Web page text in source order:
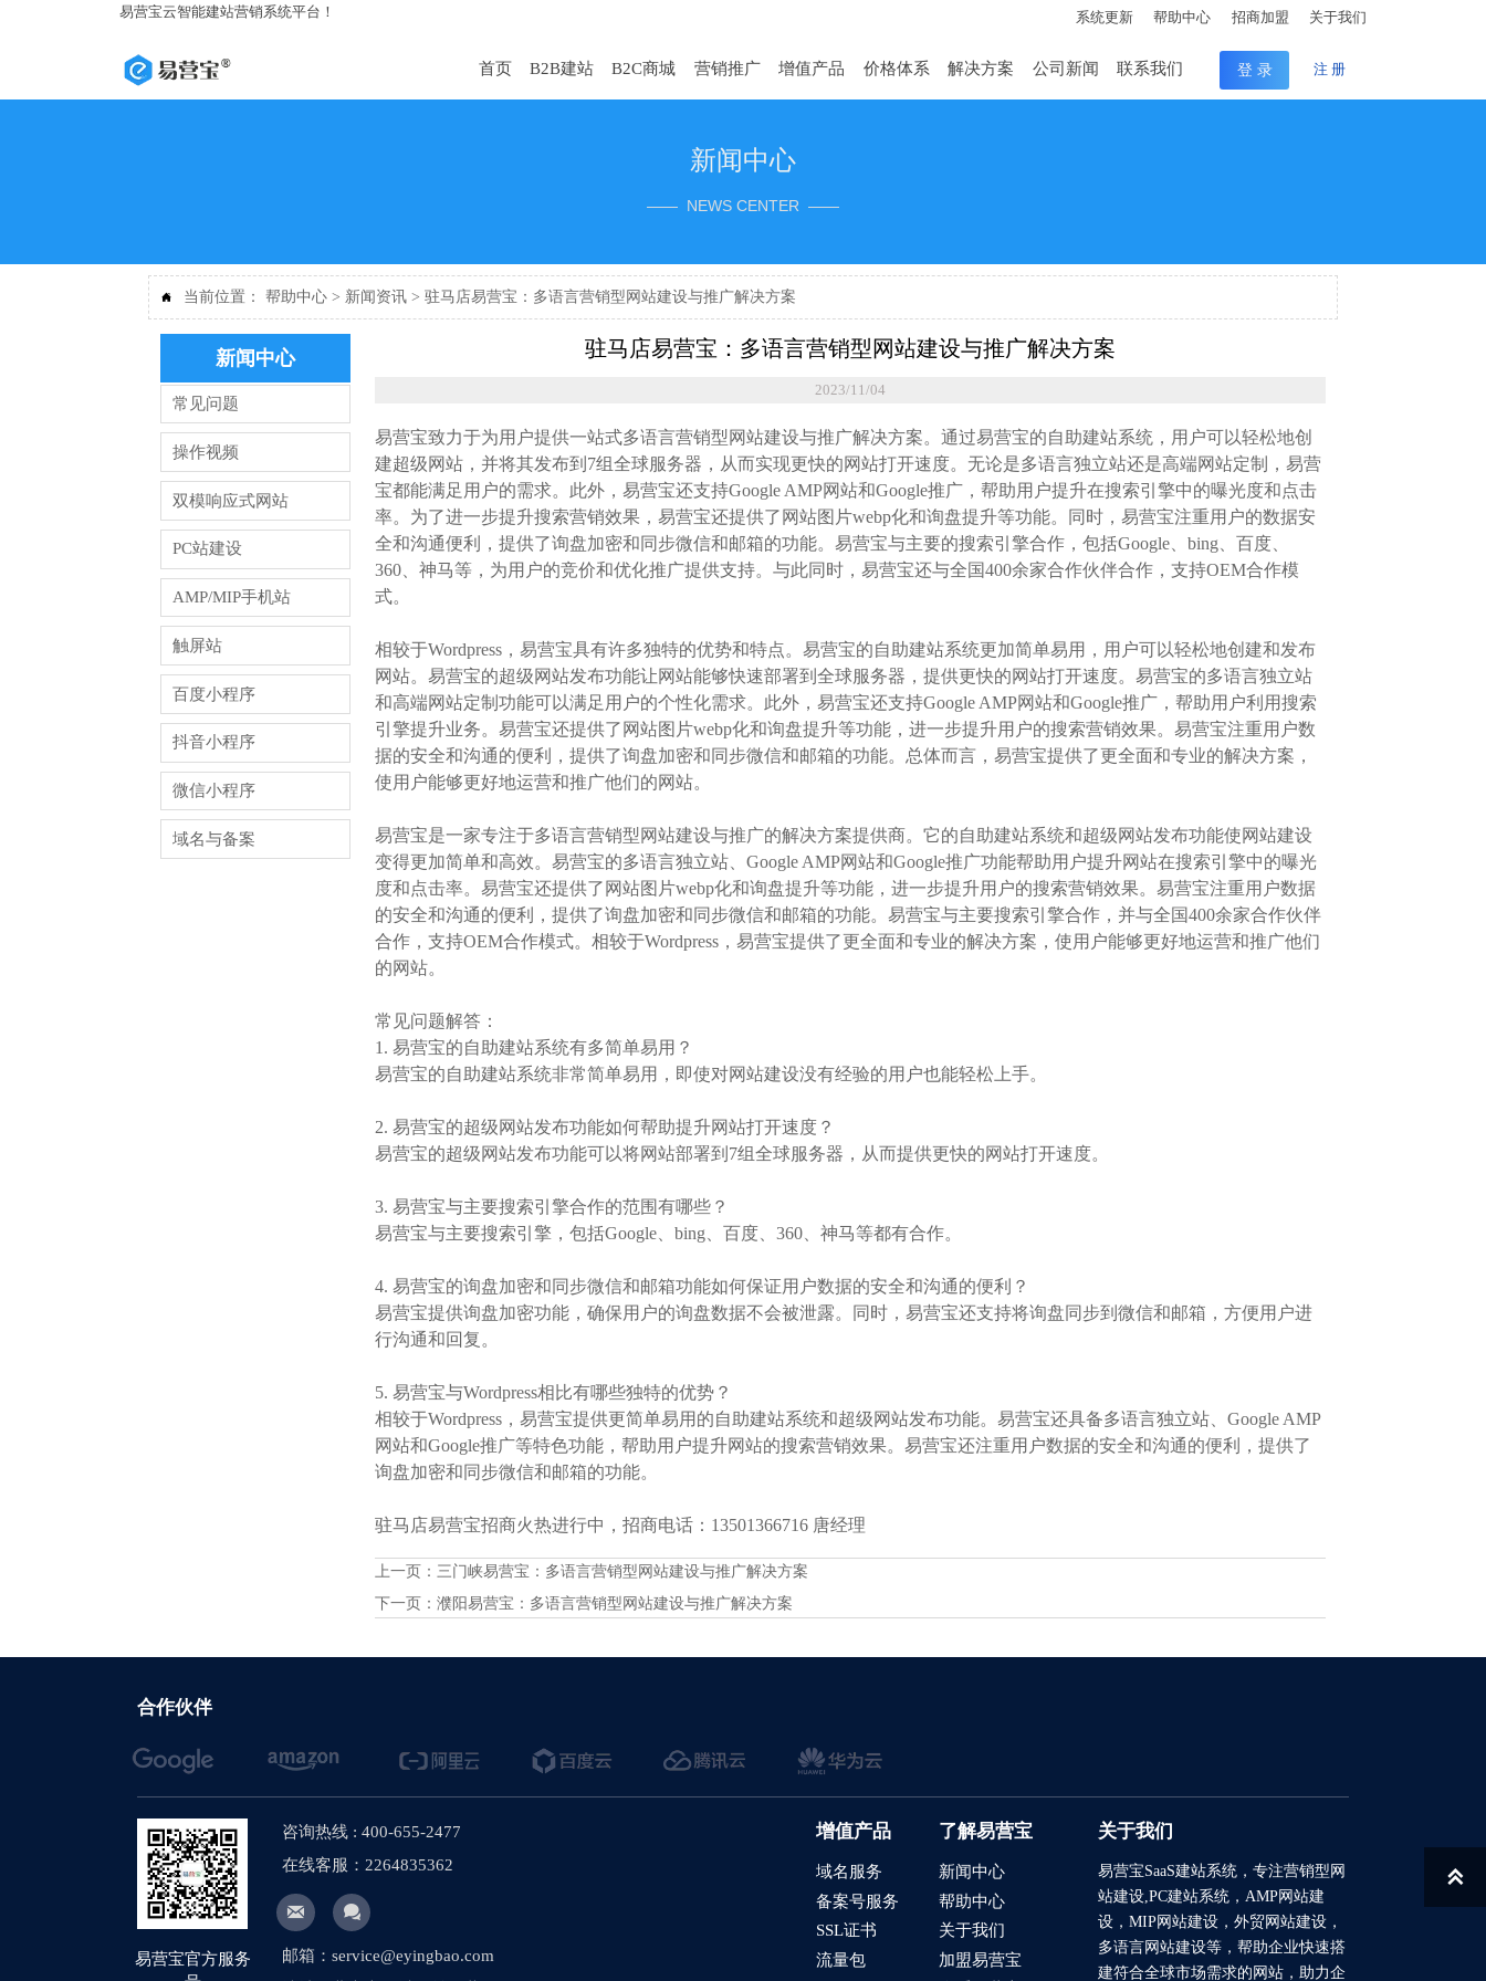
易营宝云智能建站营销系统平台！ 系统更新 帮助中心 招商加盟 关于我们
首页 B2B建站 B2C商城 营销推广 增值产品 价格体系 解决方案 公司新闻 联系我们 登 录 注 册
新闻中心
—— NEWS CENTER ——
 当前位置：帮助中心 > 新闻资讯 >驻马店易营宝：多语言营销型网站建设与推广解决方案
新闻中心
常见问题
操作视频
双模响应式网站
PC站建设
AMP/MIP手机站
触屏站
百度小程序
抖音小程序
微信小程序
域名与备案
驻马店易营宝：多语言营销型网站建设与推广解决方案
2023/11/04
易营宝致力于为用户提供一站式多语言营销型网站建设与推广解决方案。通过易营宝的自助建站系统，用户可以轻松地创
建超级网站，并将其发布到7组全球服务器，从而实现更快的网站打开速度。无论是多语言独立站还是高端网站定制，易营
宝都能满足用户的需求。此外，易营宝还支持Google AMP网站和Google推广，帮助用户提升在搜索引擎中的曝光度和点击
率。为了进一步提升搜索营销效果，易营宝还提供了网站图片webp化和询盘提升等功能。同时，易营宝注重用户的数据安
全和沟通便利，提供了询盘加密和同步微信和邮箱的功能。易营宝与主要的搜索引擎合作，包括Google、bing、百度、
360、神马等，为用户的竞价和优化推广提供支持。与此同时，易营宝还与全国400余家合作伙伴合作，支持OEM合作模
式。
相较于Wordpress，易营宝具有许多独特的优势和特点。易营宝的自助建站系统更加简单易用，用户可以轻松地创建和发布
网站。易营宝的超级网站发布功能让网站能够快速部署到全球服务器，提供更快的网站打开速度。易营宝的多语言独立站
和高端网站定制功能可以满足用户的个性化需求。此外，易营宝还支持Google AMP网站和Google推广，帮助用户利用搜索
引擎提升业务。易营宝还提供了网站图片webp化和询盘提升等功能，进一步提升用户的搜索营销效果。易营宝注重用户数
据的安全和沟通的便利，提供了询盘加密和同步微信和邮箱的功能。总体而言，易营宝提供了更全面和专业的解决方案，
使用户能够更好地运营和推广他们的网站。
易营宝是一家专注于多语言营销型网站建设与推广的解决方案提供商。它的自助建站系统和超级网站发布功能使网站建设
变得更加简单和高效。易营宝的多语言独立站、Google AMP网站和Google推广功能帮助用户提升网站在搜索引擎中的曝光
度和点击率。易营宝还提供了网站图片webp化和询盘提升等功能，进一步提升用户的搜索营销效果。易营宝注重用户数据
的安全和沟通的便利，提供了询盘加密和同步微信和邮箱的功能。易营宝与主要搜索引擎合作，并与全国400余家合作伙伴
合作，支持OEM合作模式。相较于Wordpress，易营宝提供了更全面和专业的解决方案，使用户能够更好地运营和推广他们
的网站。
常见问题解答：
1. 易营宝的自助建站系统有多简单易用？
易营宝的自助建站系统非常简单易用，即使对网站建设没有经验的用户也能轻松上手。
2. 易营宝的超级网站发布功能如何帮助提升网站打开速度？
易营宝的超级网站发布功能可以将网站部署到7组全球服务器，从而提供更快的网站打开速度。
3. 易营宝与主要搜索引擎合作的范围有哪些？
易营宝与主要搜索引擎，包括Google、bing、百度、360、神马等都有合作。
4. 易营宝的询盘加密和同步微信和邮箱功能如何保证用户数据的安全和沟通的便利？
易营宝提供询盘加密功能，确保用户的询盘数据不会被泄露。同时，易营宝还支持将询盘同步到微信和邮箱，方便用户进
行沟通和回复。
5. 易营宝与Wordpress相比有哪些独特的优势？
相较于Wordpress，易营宝提供更简单易用的自助建站系统和超级网站发布功能。易营宝还具备多语言独立站、Google AMP
网站和Google推广等特色功能，帮助用户提升网站的搜索营销效果。易营宝还注重用户数据的安全和沟通的便利，提供了
询盘加密和同步微信和邮箱的功能。
驻马店易营宝招商火热进行中，招商电话：13501366716 唐经理
上一页： 三门峡易营宝：多语言营销型网站建设与推广解决方案
下一页： 濮阳易营宝：多语言营销型网站建设与推广解决方案
合作伙伴
易营宝官方服务
咨询热线 : 400-655-2477
在线客服：2264835362
 
邮箱：service@eyingbao.com
增值产品
域名服务
备案号服务
SSL证书
流量包
了解易营宝
新闻中心
帮助中心
关于我们
加盟易营宝
关于我们
易营宝SaaS建站系统，专注营销型网
站建设,PC建站系统，AMP网站建
设，MIP网站建设，外贸网站建设，
多语言网站建设等，帮助企业快速搭
建符合全球市场需求的网站，助力企
